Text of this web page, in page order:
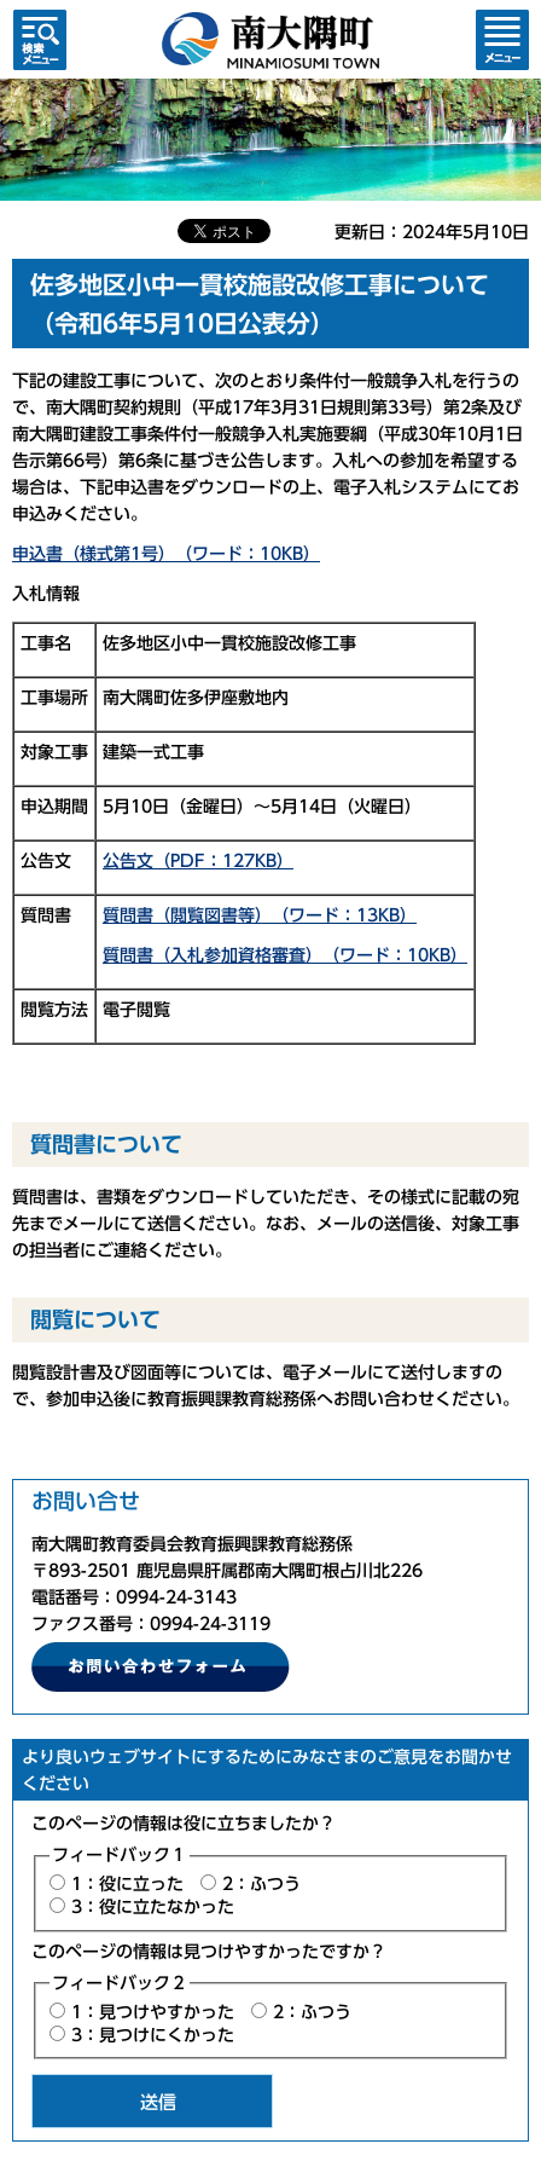
検索・
共通メ
ニュー
コンテ
ンツメ
ニュー
更新日：2024年5月10日
佐多地区小中一貫校施設改修工事について
（令和6年5月10日公表分）
下記の建設工事について、次のとおり条件付一般競争入札を行うの
で、南大隅町契約規則（平成17年3月31日規則第33号）第2条及び
南大隅町建設工事条件付一般競争入札実施要綱（平成30年10月1日
告示第66号）第6条に基づき公告します。入札への参加を希望する
場合は、下記申込書をダウンロードの上、電子入札システムにてお
申込みください。
申込書（様式第1号）（ワード：10KB）
入札情報
工事名 佐多地区小中一貫校施設改修工事
工事場所 南大隅町佐多伊座敷地内
対象工事 建築一式工事
申込期間 5月10日（金曜日）～5月14日（火曜日）
公告文 公告文（PDF：127KB）
質問書 質問書（閲覧図書等）（ワード：13KB）
質問書（入札参加資格審査）（ワード：10KB）
閲覧方法 電子閲覧
質問書について
質問書は、書類をダウンロードしていただき、その様式に記載の宛
先までメールにて送信ください。なお、メールの送信後、対象工事
の担当者にご連絡ください。
閲覧について
閲覧設計書及び図面等については、電子メールにて送付しますの
で、参加申込後に教育振興課教育総務係へお問い合わせください。
お問い合せ
南大隅町教育委員会教育振興課教育総務係
〒893-2501 鹿児島県肝属郡南大隅町根占川北226
電話番号：0994-24-3143
ファクス番号：0994-24-3119
より良いウェブサイトにするためにみなさまのご意見をお聞かせ
ください
このページの情報は役に立ちましたか？
フィードバック１
1：役に立った
2：ふつう
3：役に立たなかった
このページの情報は見つけやすかったですか？
フィードバック２
1：見つけやすかった
2：ふつう
3：見つけにくかった